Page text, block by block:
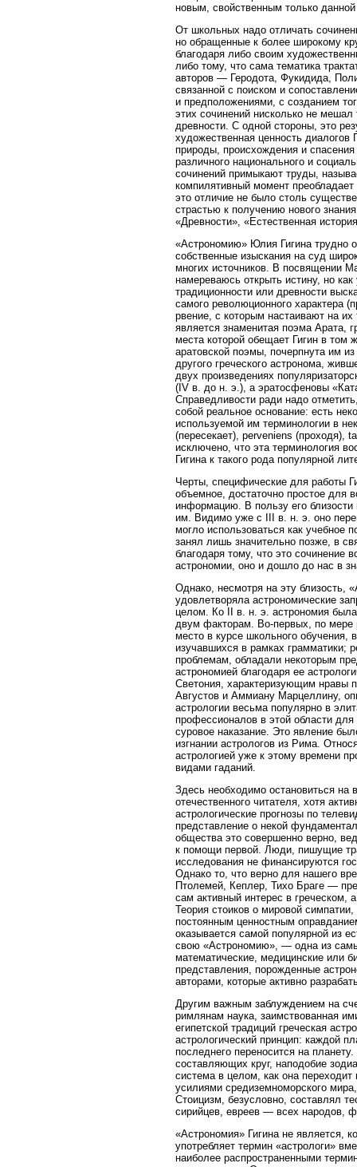
новым, свойственным только
От школьных надо отличать
но обращенные к более широкому
благодаря либо своим
либо тому, что сама тематика
авторов — Геродота, Фукидида,
связанной с поиском и
и предположениями, с созданием
этих сочинений нисколько не
древности. С одной стороны, это
художественная ценность
природы, происхождения и
различного национального и
сочинений примыкают труды,
компилятивный момент
это отличие не было столь
страстью к получению нового
«Древности», «Естественная
«Астрономию» Юлия Гигина трудно
собственные изыскания на суд
многих источников. В посвящении
намереваюсь открыть истину, но
традиционности или древности
самого революционного характера
рвение, с которым настаивают на
является знаменитая поэма Арата,
места которой обещает Гигин в
аратовской поэмы, почерпнута им
другого греческого астронома,
двух произведениях
(IV в. до н. э.), а эратосфеновы
Справедливости ради надо
собой реальное основание: есть
используемой им терминологии в
(пересекает), perveniens (проходя),
исключено, что эта терминология
Гигина к такого рода популярной
Черты, специфические для работы
объемное, достаточно простое для
информацию. В пользу его близости
им. Видимо уже с III в. н. э. оно
могло использоваться как учебное
занял лишь значительно позже, в
благодаря тому, что это сочинение
астрономии, оно и дошло до нас в
Однако, несмотря на эту близость,
удовлетворяла астрономические
целом. Ко II в. н. э. астрономия
двум факторам. Во-первых, по мере
место в курсе школьного обучения,
изучавшихся в рамках грамматики;
проблемам, обладали некоторым
астрономией благодаря ее
Светония, характеризующим нравы
Августов и Аммиану Марцеллину,
астрологии весьма популярно в
профессионалов в этой области для
суровое наказание. Это явление
изгнании астрологов из Рима.
астрологией уже к этому времени
видами гаданий.
Здесь необходимо остановиться на
отечественного читателя, хотя
астрологические прогнозы по
представление о некой
общества это совершенно верно,
к помощи первой. Люди, пишущие
исследования не финансируются
Однако то, что верно для нашего
Птолемей, Кеплер, Тихо Браге —
сам активный интерес в греческом,
Теория стоиков о мировой
постоянным ценностным
оказывается самой популярной из
свою «Астрономию», — одна из
математические, медицинские или
представления, порожденные
авторами, которые активно
Другим важным заблуждением на
римлянам наука, заимствованная
египетской традиций греческая
астрологический принцип: каждой
последнего переносится на
составляющих круг, наподобие
система в целом, как она
усилиями средиземноморского
Стоицизм, безусловно, составлял
сирийцев, евреев — всех народов,
«Астрономия» Гигина не является,
употребляет термин «астрологи»
наиболее распространенными